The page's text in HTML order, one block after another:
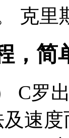
克里
，简
C
速